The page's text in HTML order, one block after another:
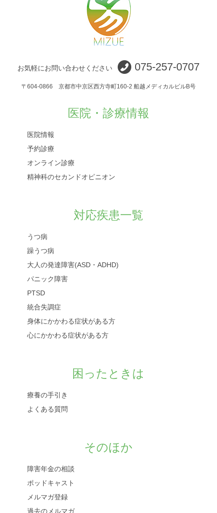
お気軽にお問い合わせください 075-257-0707
〒604-0866 京都市中京区西方寺町160-2 船越メディカルビルB号
医院・診療情報
医院情報
予約診療
オンライン診療
精神科のセカンドオピニオン
対応疾患一覧
うつ病
躁うつ病
大人の発達障害(ASD・ADHD)
パニック障害
PTSD
統合失調症
身体にかかわる症状がある方
心にかかわる症状がある方
困ったときは
療養の手引き
よくある質問
そのほか
障害年金の相談
ポッドキャスト
メルマガ登録
過去のメルマガ